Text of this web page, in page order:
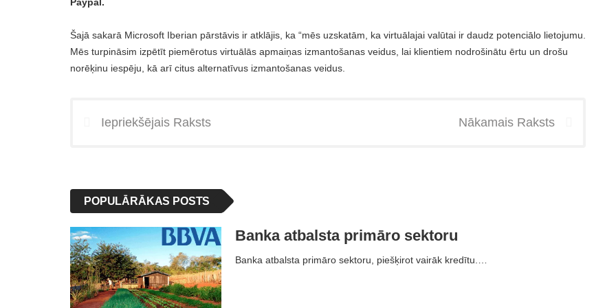
Šajā sakarā Microsoft Iberian pārstāvis ir atklājis, ka “mēs uzskatām, ka virtuālajai valūtai ir daudz potenciālo lietojumu.
Mēs turpināsim izpētīt piemērotus virtuālās apmaiņas izmantošanas veidus, lai klientiem nodrošinātu ērtu un drošu
norēķinu iespēju, kā arī citus alternatīvus izmantošanas veidus.
Iepriekšējais Raksts Nākamais Raksts
POPULĀRĀKAS POSTS
Banka atbalsta primāro sektoru
Banka atbalsta primāro sektoru, piešķirot vairāk kredītu.…